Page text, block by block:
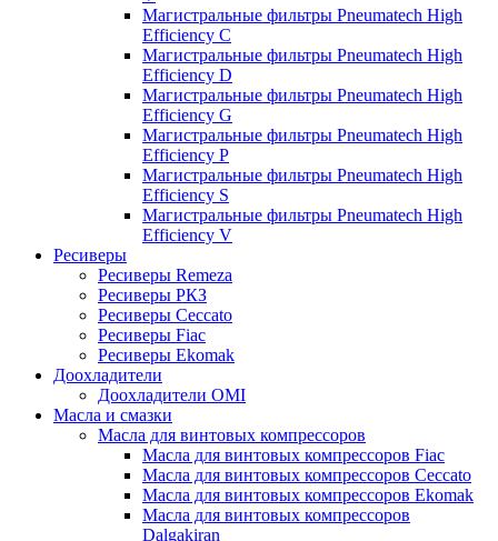
Магистральные фильтры Pneumatech High
Efficiency C
Магистральные фильтры Pneumatech High
Efficiency D
Магистральные фильтры Pneumatech High
Efficiency G
Магистральные фильтры Pneumatech High
Efficiency P
Магистральные фильтры Pneumatech High
Efficiency S
Магистральные фильтры Pneumatech High
Efficiency V
Ресиверы
Ресиверы Remeza
Ресиверы РКЗ
Ресиверы Ceccato
Ресиверы Fiac
Ресиверы Ekomak
Доохладители
Доохладители OMI
Масла и смазки
Масла для винтовых компрессоров
Масла для винтовых компрессоров Fiac
Масла для винтовых компрессоров Ceccato
Масла для винтовых компрессоров Ekomak
Масла для винтовых компрессоров
Dalgakiran